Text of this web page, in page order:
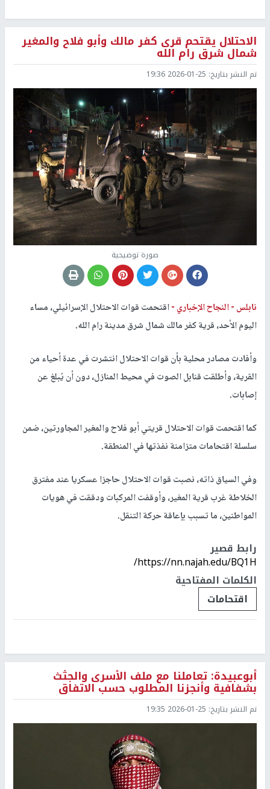
الاحتلال يقتحم قرى كفر مالك وأبو فلاح والمغير
شمال شرق رام الله
تم النشر بتاريخ: 2026-01-25 19:36
صورة توضيحية
نابلس -النجاح الإخباري -اقتحمت قوات الاحتلال الإسرائيلي، مساء
اليوم الأحد، قرية كفر مالك شمال شرق مدينة رام الله.
وأفادت مصادر محلية بأن قوات الاحتلال انتشرت في عدة أحياء من
القرية، وأطلقت قنابل الصوت في محيط المنازل، دون أن يُبلغ عن
إصابات.
كما اقتحمت قوات الاحتلال قريتي أبو فلاح والمغير المجاورتين، ضمن
سلسلة اقتحامات متزامنة نفذتها في المنطقة.
وفي السياق ذاته، نصبت قوات الاحتلال حاجزا عسكريا عند مفترق
الخلاطة غرب قرية المغير، وأوقفت المركبات ودققت في هويات
المواطنين، ما تسبب بإعاقة حركة التنقل.
رابط قصير
https://nn.najah.edu/BQ1H/
الكلمات المفتاحية
اقتحامات
أبوعبيدة: تعاملنا مع ملف الأسرى والجثث
بشفافية وأنجزنا المطلوب حسب الاتفاق
تم النشر بتاريخ: 2026-01-25 19:35